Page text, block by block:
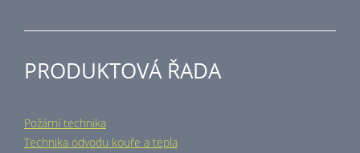
PRODUKTOVÁ ŘADA
Požární technika
Technika odvodu kouře a tepla